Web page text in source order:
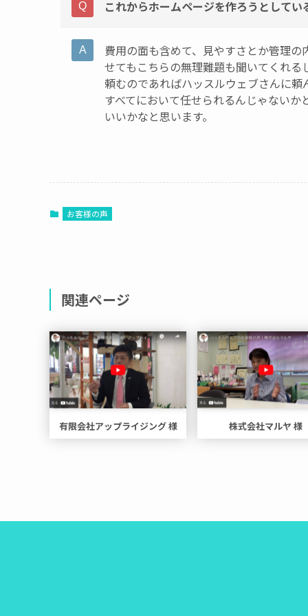
これからホームページを作ろうとして
費用の面も含めて、見やすさとか管理
せてもこちらの無理難題も聞いてくれ
頼むのであればハッスルウェブさんに
すべてにおいて任せられるんじゃない
いいかなと思います。
お客様の声
関連ページ
有限会社アップライジング 様 株式会社マルヤ 様